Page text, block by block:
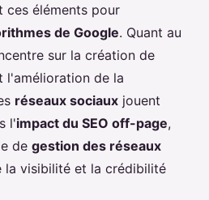
ces éléments pour
de Google. Quant au
sur la création de
l'amélioration de la
réseaux sociaux jouent
l'impact du SEO off-page,
de gestion des réseaux
la visibilité et la crédibilité